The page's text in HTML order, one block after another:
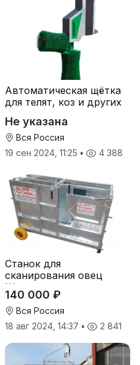
Автоматическая щётка
для телят, коз и других
Не указана
Вся Россия
19 сен 2024, 11:25 • 4 388
Станок для
сканирования овец
Шипмастер
140 000 ₽
Вся Россия
18 авг 2024, 14:37 • 2 841